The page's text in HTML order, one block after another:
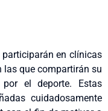
en clínicas
las que compartirán su
el deporte. Estas
cuidadosamente